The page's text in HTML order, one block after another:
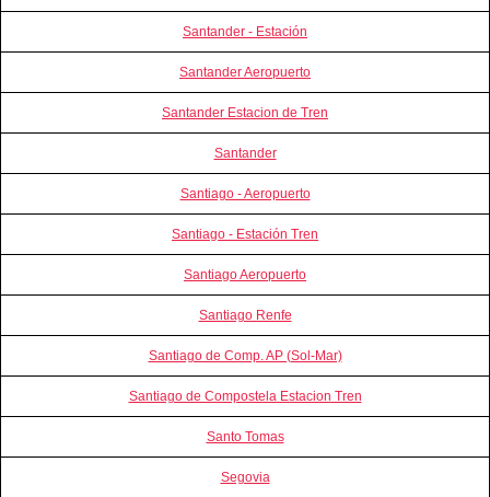
Santander - Estación
Santander Aeropuerto
Santander Estacion de Tren
Santander
Santiago - Aeropuerto
Santiago - Estación Tren
Santiago Aeropuerto
Santiago Renfe
Santiago de Comp. AP (Sol-Mar)
Santiago de Compostela Estacion Tren
Santo Tomas
Segovia